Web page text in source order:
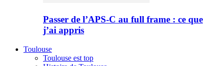
Passer de l’APS-C au full frame : ce que
j’ai appris
Toulouse
Toulouse est top